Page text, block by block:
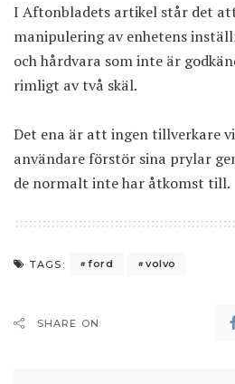
I Aftonbladets artikel står det
manipulering av enhetens
och hårdvara som inte är
rimligt av två skäl.
Det ena är att ingen tillverkare
användare förstör sina prylar
de normalt inte har åtkomst till.
TAGS: ford volvo
SHARE ON